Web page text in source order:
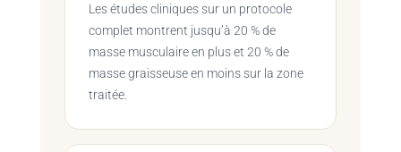
Les études cliniques sur un protocole
complet montrent jusqu’à 20 % de
masse musculaire en plus et 20 % de
masse graisseuse en moins sur la zone
traitée.